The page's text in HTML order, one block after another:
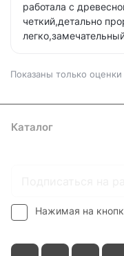
работала с
четкий,детально
Показаны только
Каталог
Нажимая на